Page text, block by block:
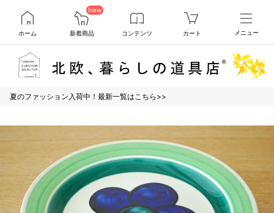
ホーム
New
新着商品 コンテンツ カート メニュー
夏のファッション入荷中！最新一覧はこちら>>